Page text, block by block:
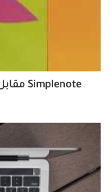
صحة
البطارية